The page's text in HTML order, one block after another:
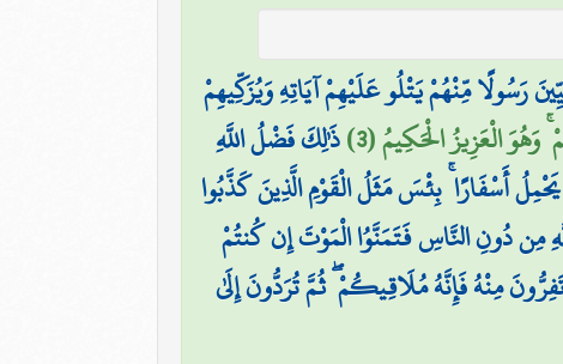
رَسُولًا مِّنْهُمْ يَتْلُو عَلَيْهِمْ آيَاتِهِ وَيُزَكِّيهِمْ
الْعَزِيزُ الْحَكِيمُ (3) ذَٰلِكَ فَضْلُ اللَّهِ
أَسْفَارًا ۚ بِئْسَ مَثَلُ الْقَوْمِ الَّذِينَ كَذَّبُوا
مِن دُونِ النَّاسِ فَتَمَنَّوُا الْمَوْتَ إِن كُنتُمْ
مِنْهُ فَإِنَّهُ مُلَاقِيكُمْ ۖ ثُمَّ تُرَدُّونَ إِلَىٰ